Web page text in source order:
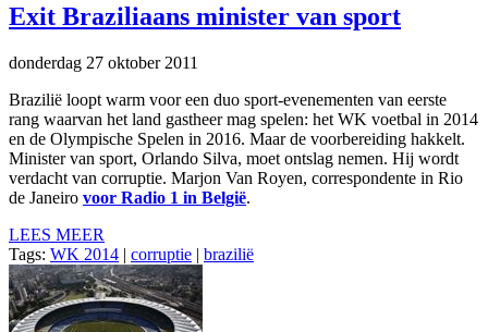
Exit Braziliaans minister van sport
donderdag 27 oktober 2011
Brazilië loopt warm voor een duo sport-evenementen van eerste
rang waarvan het land gastheer mag spelen: het WK voetbal in 2014
en de Olympische Spelen in 2016. Maar de voorbereiding hakkelt.
Minister van sport, Orlando Silva, moet ontslag nemen. Hij wordt
verdacht van corruptie. Marjon Van Royen, correspondente in Rio
de Janeiro voor Radio 1 in België.
LEES MEER
Tags: WK 2014 | corruptie | brazilië